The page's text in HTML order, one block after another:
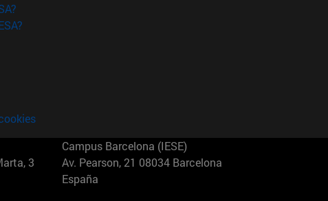
3
Campus Barcelona (IESE)
Av. Pearson, 21 08034 Barcelona
España